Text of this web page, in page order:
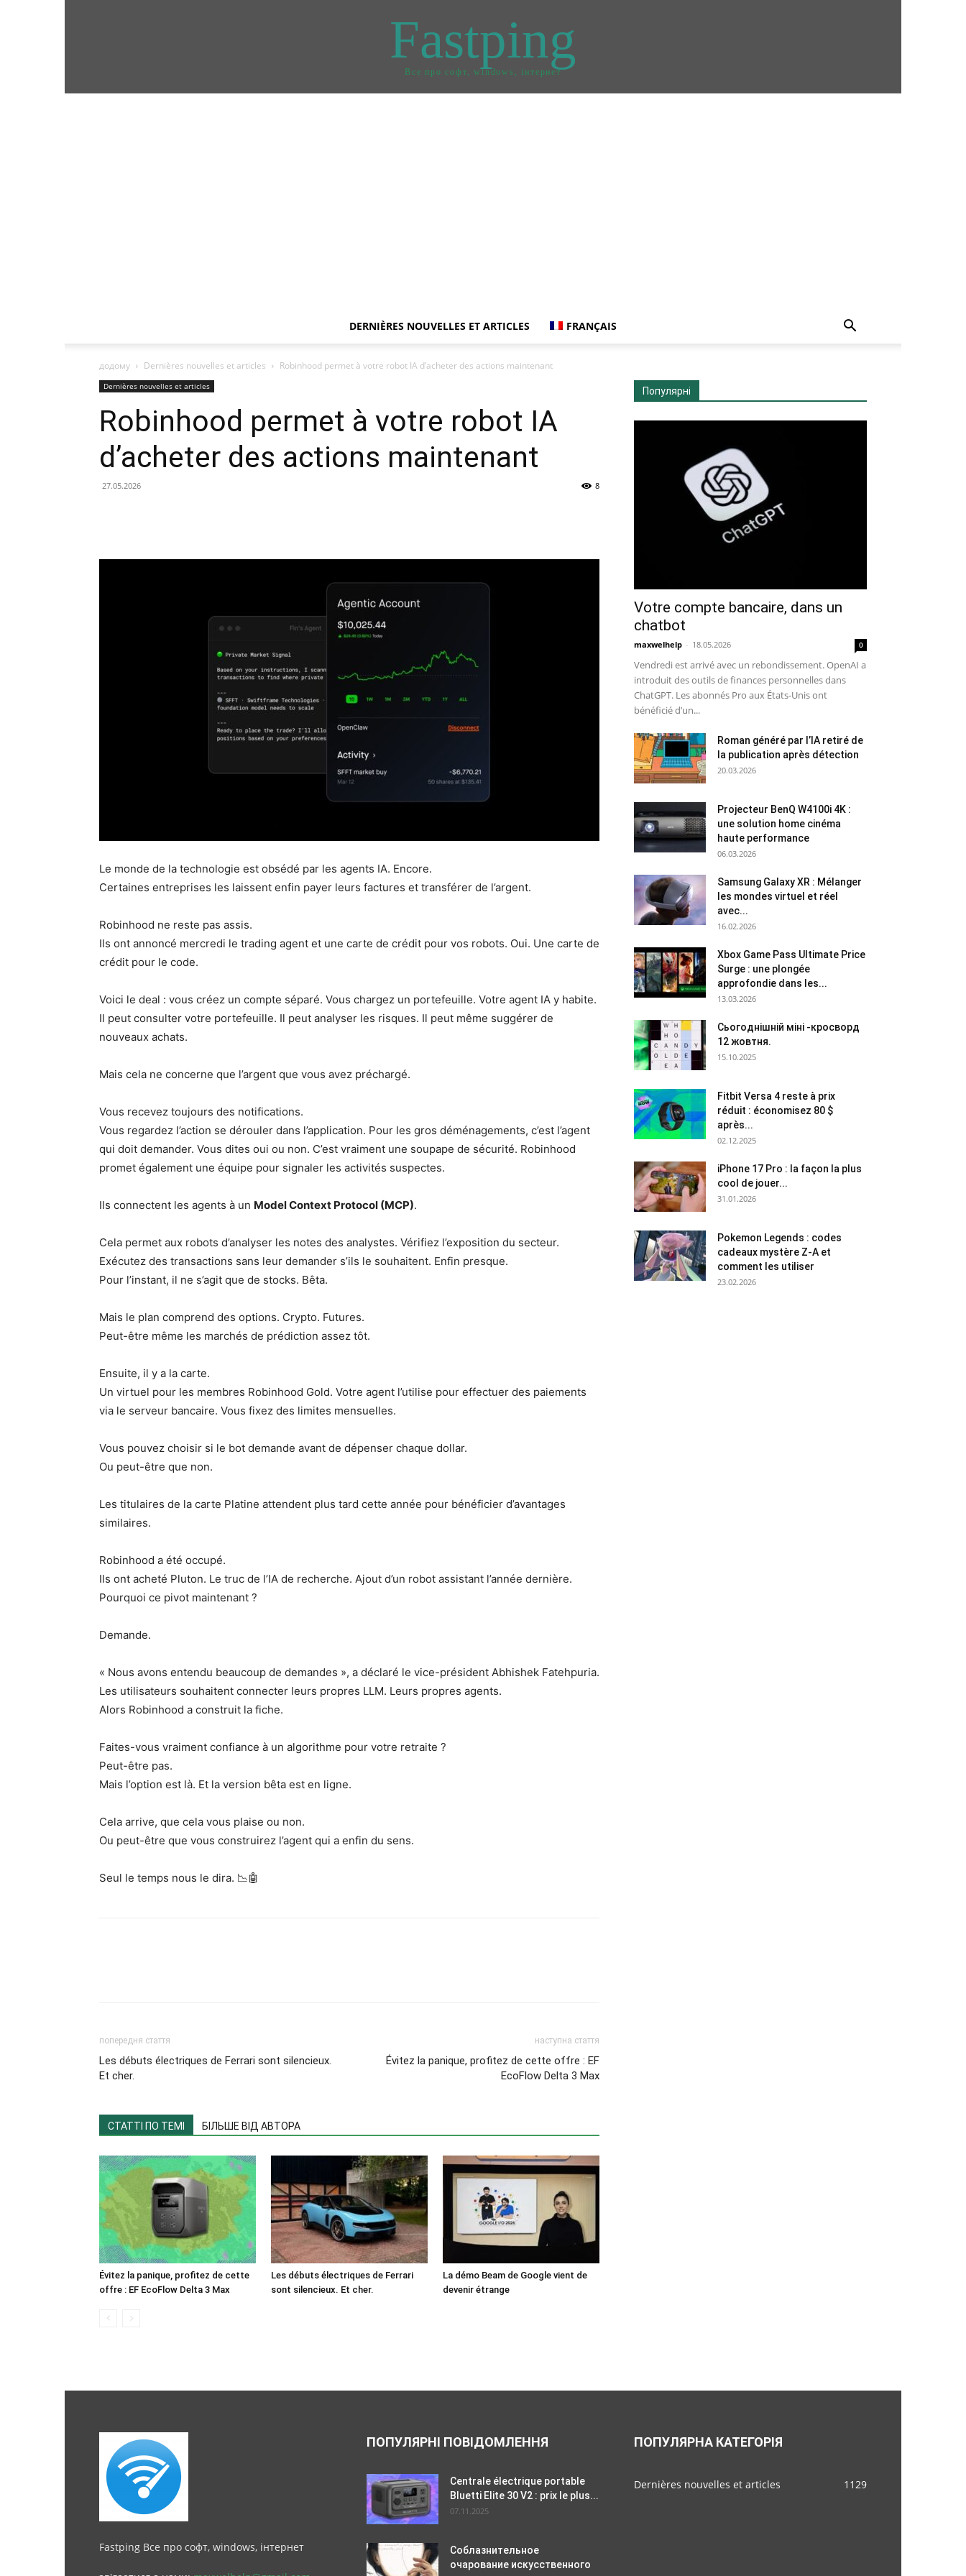
Fastping
Все про софт, windows, інтернет
DERNIÈRES NOUVELLES ET ARTICLES FRANÇAIS
додому Dernières nouvelles et articles Robinhood permet à votre robot IA d’acheter des actions maintenant
Dernières nouvelles et articles
Robinhood permet à votre robot IA
d’acheter des actions maintenant
27.05.2026 8
Le monde de la technologie est obsédé par les agents IA. Encore.
Certaines entreprises les laissent enfin payer leurs factures et transférer de l’argent.
Robinhood ne reste pas assis.
Ils ont annoncé mercredi le trading agent et une carte de crédit pour vos robots. Oui. Une carte de
crédit pour le code.
Voici le deal : vous créez un compte séparé. Vous chargez un portefeuille. Votre agent IA y habite.
Il peut consulter votre portefeuille. Il peut analyser les risques. Il peut même suggérer de
nouveaux achats.
Mais cela ne concerne que l’argent que vous avez préchargé.
Vous recevez toujours des notifications.
Vous regardez l’action se dérouler dans l’application. Pour les gros déménagements, c’est l’agent
qui doit demander. Vous dites oui ou non. C’est vraiment une soupape de sécurité. Robinhood
promet également une équipe pour signaler les activités suspectes.
Ils connectent les agents à un Model Context Protocol (MCP).
Cela permet aux robots d’analyser les notes des analystes. Vérifiez l’exposition du secteur.
Exécutez des transactions sans leur demander s’ils le souhaitent. Enfin presque.
Pour l’instant, il ne s’agit que de stocks. Bêta.
Mais le plan comprend des options. Crypto. Futures.
Peut-être même les marchés de prédiction assez tôt.
Ensuite, il y a la carte.
Un virtuel pour les membres Robinhood Gold. Votre agent l’utilise pour effectuer des paiements
via le serveur bancaire. Vous fixez des limites mensuelles.
Vous pouvez choisir si le bot demande avant de dépenser chaque dollar.
Ou peut-être que non.
Les titulaires de la carte Platine attendent plus tard cette année pour bénéficier d’avantages
similaires.
Robinhood a été occupé.
Ils ont acheté Pluton. Le truc de l’IA de recherche. Ajout d’un robot assistant l’année dernière.
Pourquoi ce pivot maintenant ?
Demande.
« Nous avons entendu beaucoup de demandes », a déclaré le vice-président Abhishek Fatehpuria.
Les utilisateurs souhaitent connecter leurs propres LLM. Leurs propres agents.
Alors Robinhood a construit la fiche.
Faites-vous vraiment confiance à un algorithme pour votre retraite ?
Peut-être pas.
Mais l’option est là. Et la version bêta est en ligne.
Cela arrive, que cela vous plaise ou non.
Ou peut-être que vous construirez l’agent qui a enfin du sens.
Seul le temps nous le dira. 📉🤖
попередня стаття
Les débuts électriques de Ferrari sont silencieux.
Et cher.
наступна стаття
Évitez la panique, profitez de cette offre : EF
EcoFlow Delta 3 Max
СТАТТІ ПО ТЕМІ БІЛЬШЕ ВІД АВТОРА
Évitez la panique, profitez de cette
offre : EF EcoFlow Delta 3 Max
Les débuts électriques de Ferrari
sont silencieux. Et cher.
La démo Beam de Google vient de
devenir étrange
Популярні
Votre compte bancaire, dans un
chatbot
maxwelhelp - 18.05.2026 0
Vendredi est arrivé avec un rebondissement. OpenAI a
introduit des outils de finances personnelles dans
ChatGPT. Les abonnés Pro aux États-Unis ont
bénéficié d’un...
Roman généré par l’IA retiré de
la publication après détection
20.03.2026
Projecteur BenQ W4100i 4K :
une solution home cinéma
haute performance
06.03.2026
Samsung Galaxy XR : Mélanger
les mondes virtuel et réel
avec...
16.02.2026
Xbox Game Pass Ultimate Price
Surge : une plongée
approfondie dans les...
13.03.2026
Сьогоднішній міні -кросворд
12 жовтня.
15.10.2025
Fitbit Versa 4 reste à prix
réduit : économisez 80 $
après...
02.12.2025
iPhone 17 Pro : la façon la plus
cool de jouer...
31.01.2026
Pokemon Legends : codes
cadeaux mystère Z-A et
comment les utiliser
23.02.2026
Fastping Все про софт, windows, інтернет
ПОПУЛЯРНІ ПОВІДОМЛЕННЯ
Centrale électrique portable
Bluetti Elite 30 V2 : prix le plus...
07.11.2025
Соблазнительное
очарование искусственного
ПОПУЛЯРНА КАТЕГОРІЯ
Dernières nouvelles et articles 1129